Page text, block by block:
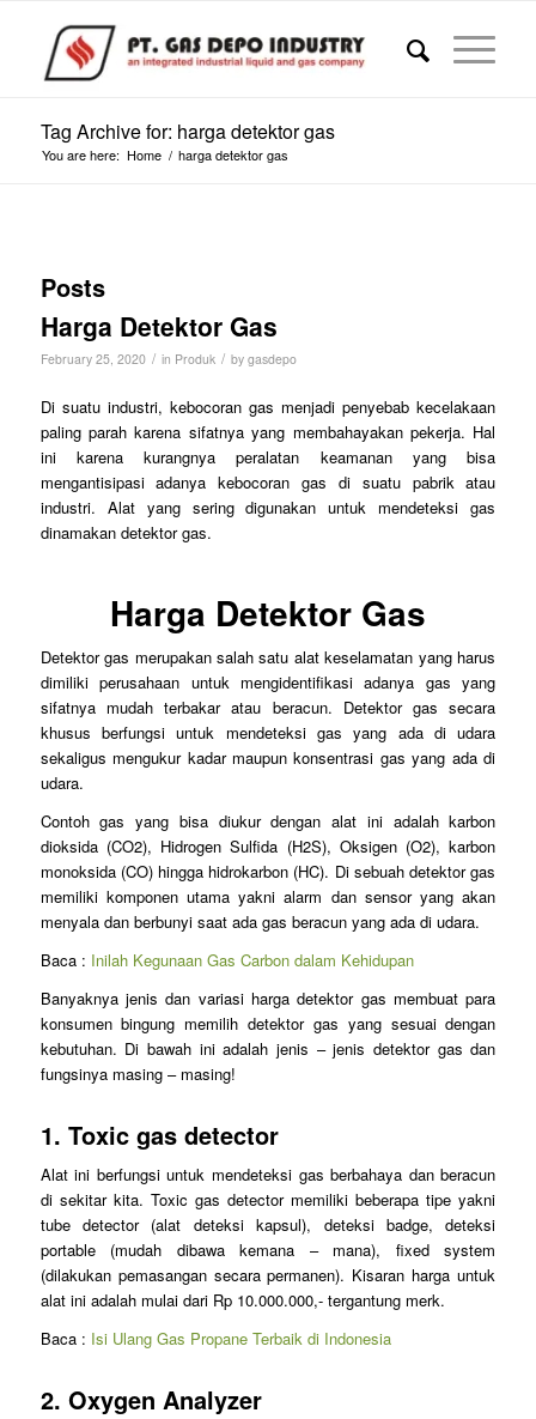
Tag Archive for: harga detektor gas
You are here: Home / harga detektor gas
Posts
Harga Detektor Gas
February 25, 2020 / in Produk / by gasdepo
Di suatu industri, kebocoran gas menjadi penyebab kecelakaan
paling parah karena sifatnya yang membahayakan pekerja. Hal
ini karena kurangnya peralatan keamanan yang bisa
mengantisipasi adanya kebocoran gas di suatu pabrik atau
industri. Alat yang sering digunakan untuk mendeteksi gas
dinamakan detektor gas.
Harga Detektor Gas
Detektor gas merupakan salah satu alat keselamatan yang harus
dimiliki perusahaan untuk mengidentifikasi adanya gas yang
sifatnya mudah terbakar atau beracun. Detektor gas secara
khusus berfungsi untuk mendeteksi gas yang ada di udara
sekaligus mengukur kadar maupun konsentrasi gas yang ada di
udara.
Contoh gas yang bisa diukur dengan alat ini adalah karbon
dioksida (CO2), Hidrogen Sulfida (H2S), Oksigen (O2), karbon
monoksida (CO) hingga hidrokarbon (HC). Di sebuah detektor gas
memiliki komponen utama yakni alarm dan sensor yang akan
menyala dan berbunyi saat ada gas beracun yang ada di udara.
Baca : Inilah Kegunaan Gas Carbon dalam Kehidupan
Banyaknya jenis dan variasi harga detektor gas membuat para
konsumen bingung memilih detektor gas yang sesuai dengan
kebutuhan. Di bawah ini adalah jenis – jenis detektor gas dan
fungsinya masing – masing!
1. Toxic gas detector
Alat ini berfungsi untuk mendeteksi gas berbahaya dan beracun
di sekitar kita. Toxic gas detector memiliki beberapa tipe yakni
tube detector (alat deteksi kapsul), deteksi badge, deteksi
portable (mudah dibawa kemana – mana), fixed system
(dilakukan pemasangan secara permanen). Kisaran harga untuk
alat ini adalah mulai dari Rp 10.000.000,- tergantung merk.
Baca : Isi Ulang Gas Propane Terbaik di Indonesia
2. Oxygen Analyzer